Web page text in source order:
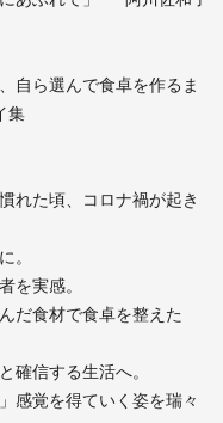
自ら選んで食卓を作るま
集
れた頃、コロナ禍が起き
。
を実感。
だ食材で食卓を整えた
確信する生活へ。
感覚を得ていく姿を瑞々